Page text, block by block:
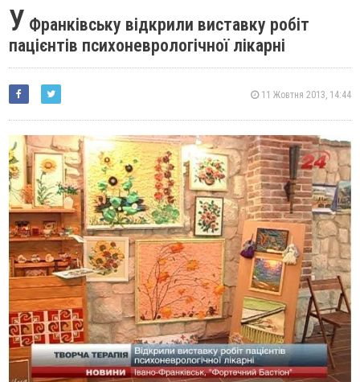
У Франківську відкрили виставку робіт
пацієнтів психоневрологічної лікарні
11 Жовтня 2013, 14:44